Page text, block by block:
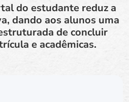
do estudante reduz a
dando aos alunos uma
de concluir
e acadêmicas.